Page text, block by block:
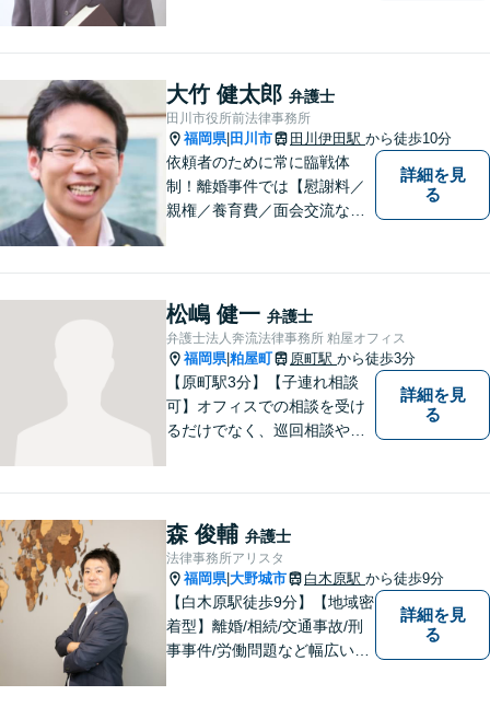
大竹 健太郎 弁護士
田川市役所前法律事務所
福岡県| 田川市 田川伊田駅 から徒歩10分
依頼者のために常に臨戦体
制！離婚事件では【慰謝料／
親権／養育費／面会交流な
活動、示談活動】を基本に迅
速対応。相続事案【遺言、遺
産分割、遺留分】では難事案
の解決実績も。
詳細を見
る
松嶋 健一 弁護士
弁護士法人奔流法律事務所 粕屋オフィス
福岡県|粕屋町 原町駅 から徒歩3分
【原町駅3分】【子連れ相談
可】オフィスでの相談を受け
るだけでなく、巡回相談や出
に対応しております。安心し
てお任せください。
詳細を見
る
森 俊輔 弁護士
法律事務所アリスタ
福岡県|大野城市 白木原駅 から徒歩9分
【白木原駅徒歩9分】【地域密
着型】離婚/相続/交通事故/刑
事事件/労働問題など幅広い事
詳細を見
る